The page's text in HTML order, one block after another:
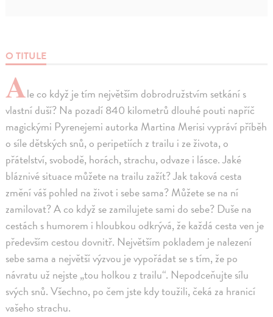
O TITULE
Ale co když je tím největším dobrodružstvím setkání s
vlastní duší? Na pozadí 840 kilometrů dlouhé pouti napříč
magickými Pyrenejemi autorka Martina Merisi vypráví příběh
o síle dětských snů, o peripetiích z trailu i ze života, o
přátelství, svobodě, horách, strachu, odvaze i lásce. Jaké
bláznivé situace můžete na trailu zažít? Jak taková cesta
změní váš pohled na život i sebe sama? Můžete se na ní
zamilovat? A co když se zamilujete sami do sebe? Duše na
cestách s humorem i hloubkou odkrývá, že každá cesta ven je
především cestou dovnitř. Největším pokladem je nalezení
sebe sama a největší výzvou je vypořádat se s tím, že po
návratu už nejste „tou holkou z trailu“. Nepodceňujte sílu
svých snů. Všechno, po čem jste kdy toužili, čeká za hranicí
vašeho strachu.